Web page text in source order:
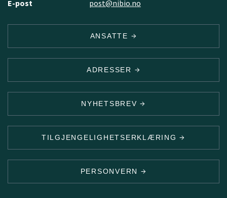
E-post
post@nibio.no
ANSATTE
ADRESSER
NYHETSBREV
TILGJENGELIGHETSERKLÆRING
PERSONVERN